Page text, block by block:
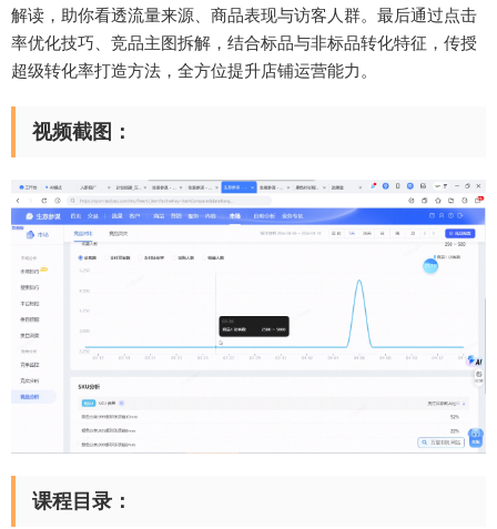
解读，助你看透流量来源、商品表现与访客人群。最后通过点击
率优化技巧、竞品主图拆解，结合标品与非标品转化特征，传授
超级转化率打造方法，全方位提升店铺运营能力。
视频截图：
课程目录：